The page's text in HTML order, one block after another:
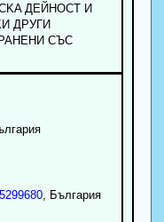
ДEЙHOCT И
ДPУГИ
CЪC
, България